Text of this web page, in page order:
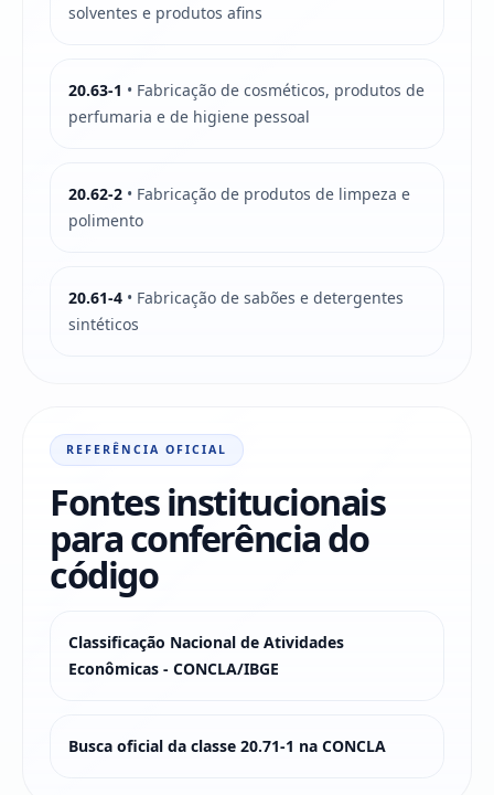
solventes e produtos afins
20.63-1 • Fabricação de cosméticos, produtos de
perfumaria e de higiene pessoal
20.62-2 • Fabricação de produtos de limpeza e
polimento
20.61-4 • Fabricação de sabões e detergentes
sintéticos
REFERÊNCIA OFICIAL
Fontes institucionais
para conferência do
código
Classificação Nacional de Atividades
Econômicas - CONCLA/IBGE
Busca oficial da classe 20.71-1 na CONCLA